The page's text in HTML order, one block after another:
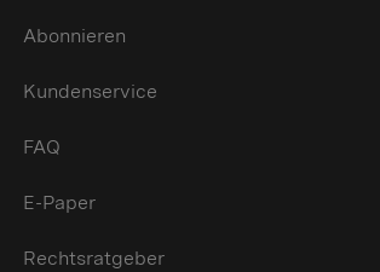
Abonnieren
Kundenservice
FAQ
E-Paper
Rechtsratgeber